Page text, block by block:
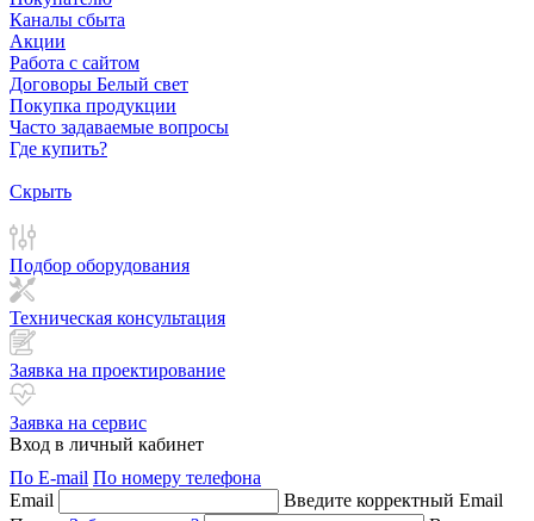
Каналы сбыта
Акции
Работа с сайтом
Договоры Белый свет
Покупка продукции
Часто задаваемые вопросы
Где купить?
Скрыть
Подбор оборудования
Техническая консультация
Заявка на проектирование
Заявка на сервис
Вход в личный кабинет
По E-mail По номеру телефона
Email
Введите корректный Email